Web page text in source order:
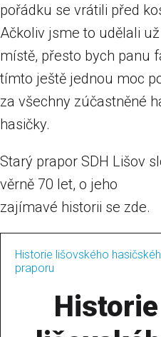
pořádku se vrátili před
Ačkoliv jsme to udělali
místě, přesto bych panu
tímto ještě jednou moc
za všechny zúčastněné
hasičky.
Starý prapor SDH Lišov
věrně 70 let, o jeho
zajímavé historii se zde.
Historie lišovského
praporu
Historie